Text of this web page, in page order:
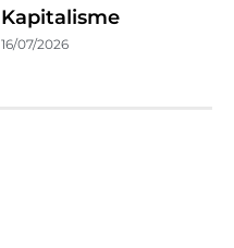
Kapitalisme
16/07/2026